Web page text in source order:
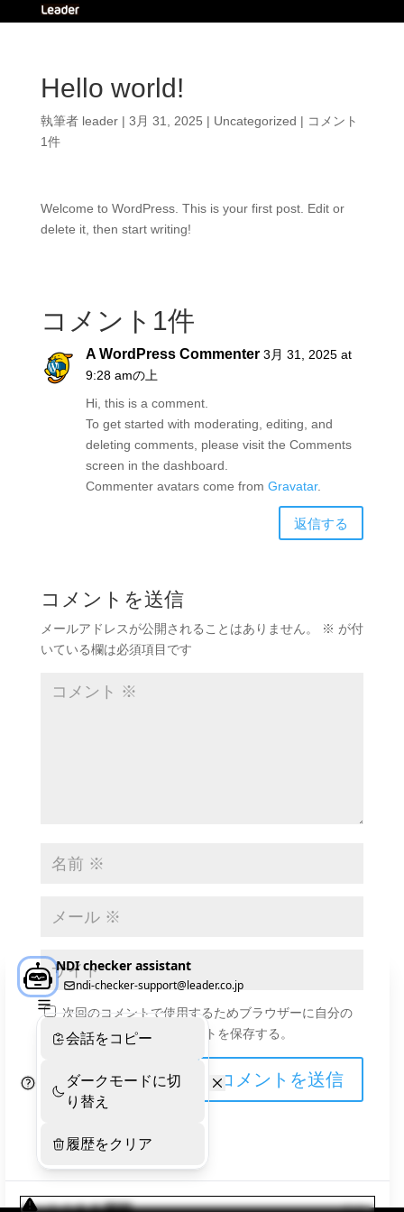
Hello world!
執筆者 leader| 3月 31, 2025 | Uncategorized | コメント
1件
Welcome to WordPress. This is your first post. Edit or
delete it, then start writing!
コメント1件
A WordPress Commenter 3月 31, 2025 at
9:28 amの上
Hi, this is a comment.
To get started with moderating, editing, and
deleting comments, please visit the Comments
screen in the dashboard.
Commenter avatars come from Gravatar.
返信する
コメントを送信
メールアドレスが公開されることはありません。 ※ が付
いている欄は必須項目です
次回のコメントで使用するためブラウザーに自分の
名前、メールアドレス、サイトを保存する。